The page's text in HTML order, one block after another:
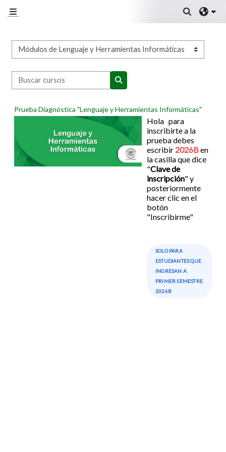
Panel lateral
Categorías
Buscar cursos
Buscar cursos
Prueba Diagnóstica "Lenguaje y Herramientas Informáticas"
Hola para
inscribirte a la
prueba debes
escribir 2026Ben
la casilla que dice
"Clave de
inscripción" y
posteriormente
hacer clic en el
botón
"Inscribirme"
SOLO PARA
ESTUDIANTES QUE
INGRESAN A
PRIMER SEMESTRE
2026B